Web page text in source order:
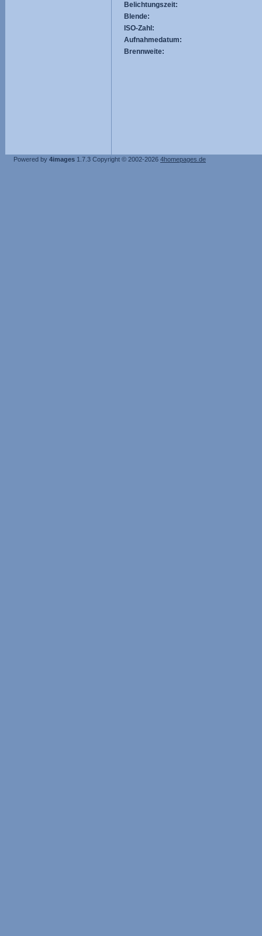
Belichtungszeit:
Blende:
ISO-Zahl:
Aufnahmedatum:
Brennweite:
Powered by 4images 1.7.3 Copyright © 2002-2026 4homepages.de